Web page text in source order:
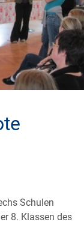
Schulen
8. Klassen des